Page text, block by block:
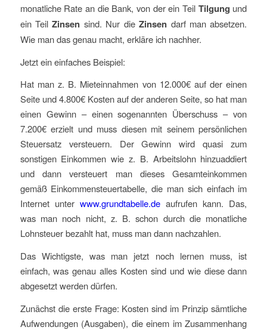
monatliche Rate an die Bank, von der ein Teil Tilgung und
ein TeilZinsen sind. Nur dieZinsen darf man absetzen.
Wie man das genau macht, erkläre ich nachher.
Jetzt ein einfaches Beispiel:
Hat man z. B. Mieteinnahmen von 12.000€ auf der einen
Seite und 4.800€ Kosten auf der anderen Seite, so hat man
einen Gewinn – einen sogenannten Überschuss – von
7.200€ erzielt und muss diesen mit seinem persönlichen
Steuersatz versteuern. Der Gewinn wird quasi zum
sonstigen Einkommen wie z. B. Arbeitslohn hinzuaddiert
und dann versteuert man dieses Gesamteinkommen
gemäß Einkommensteuertabelle, die man sich einfach im
Internet unter www.grundtabelle.deaufrufen kann. Das,
was man noch nicht, z. B. schon durch die monatliche
Lohnsteuer bezahlt hat, muss man dann nachzahlen.
Das Wichtigste, was man jetzt noch lernen muss, ist
einfach, was genau alles Kosten sind und wie diese dann
abgesetzt werden dürfen.
Zunächst die erste Frage: Kosten sind im Prinzip sämtliche
Aufwendungen (Ausgaben), die einem im Zusammenhang